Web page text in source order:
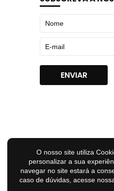
O nosso site utiliza
personalizar a sua
navegar no site estará a
caso de dúvidas, acesse